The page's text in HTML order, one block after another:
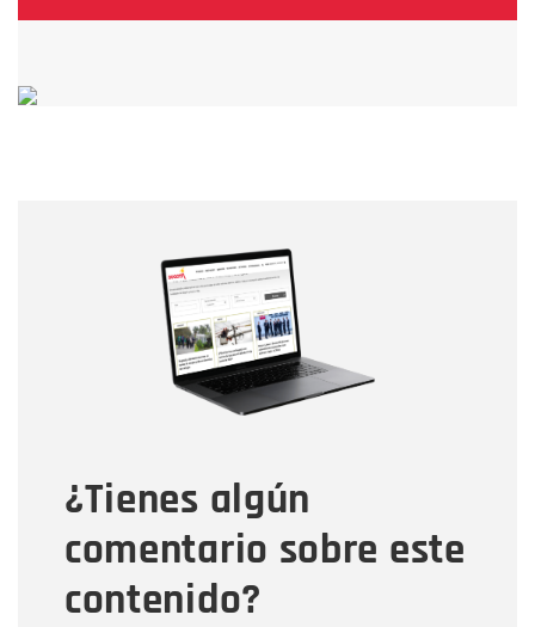
¿Tienes algún
comentario sobre este
contenido?
Correo electrónico
Tipo de comentario
Mensaje